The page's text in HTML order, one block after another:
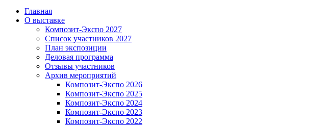
Главная
О выставке
Композит-Экспо 2027
Список участников 2027
План экспозиции
Деловая программа
Отзывы участников
Архив мероприятий
Композит-Экспо 2026
Композит-Экспо 2025
Композит-Экспо 2024
Композит-Экспо 2023
Композит-Экспо 2022